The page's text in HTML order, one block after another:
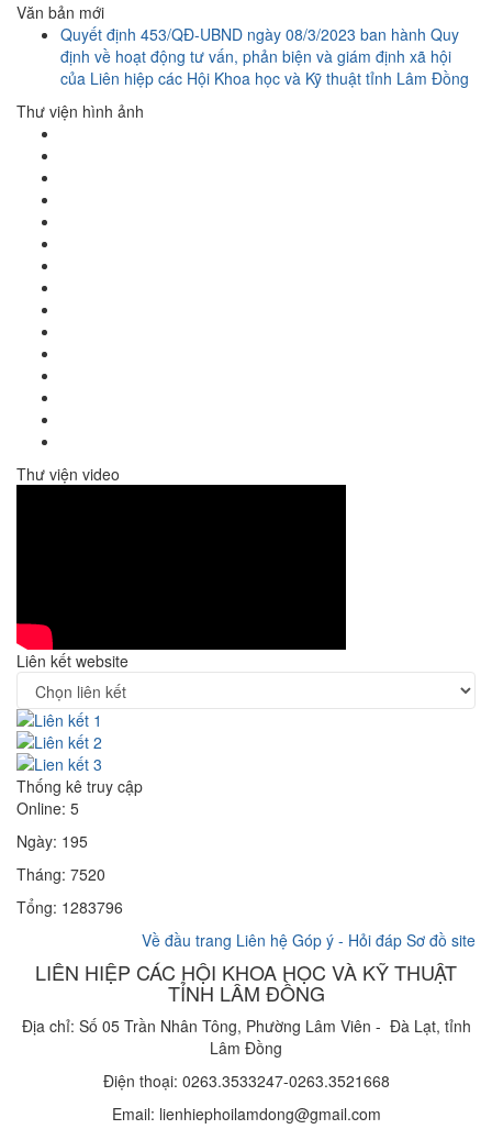
Văn bản mới
Quyết định 453/QĐ-UBND ngày 08/3/2023 ban hành Quy
định về hoạt động tư vấn, phản biện và giám định xã hội
của Liên hiệp các Hội Khoa học và Kỹ thuật tỉnh Lâm Đồng
Thư viện hình ảnh
Thư viện video
Liên kết website
Thống kê truy cập
Online: 5
Ngày: 195
Tháng: 7520
Tổng: 1283796
Về đầu trang Liên hệ Góp ý - Hỏi đáp Sơ đồ site
LIÊN HIỆP CÁC HỘI KHOA HỌC VÀ KỸ THUẬT
TỈNH LÂM ĐỒNG
Địa chỉ: Số 05 Trần Nhân Tông, Phường Lâm Viên - Đà Lạt, tỉnh
Lâm Đồng
Điện thoại: 0263.3533247-0263.3521668
Email: lienhiephoilamdong@gmail.com